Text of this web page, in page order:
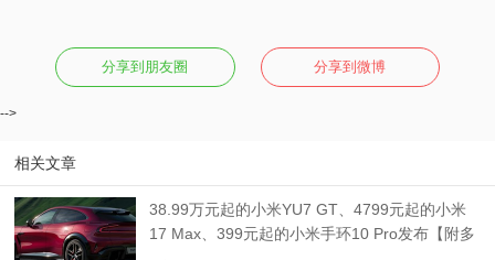
分享到朋友圈 分享到微博
-->
相关文章
38.99万元起的小米YU7 GT、4799元起的小米
17 Max、399元起的小米手环10 Pro发布【附多